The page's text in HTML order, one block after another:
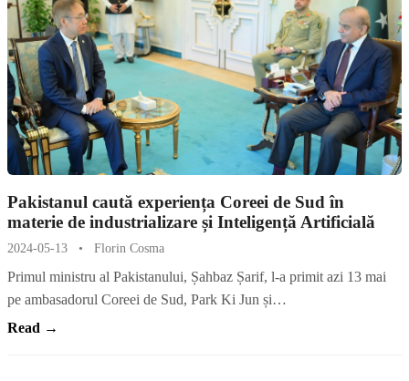
Pakistanul caută experiența Coreei de Sud în
materie de industrializare și Inteligență Artificială
2024-05-13 • Florin Cosma
Primul ministru al Pakistanului, Șahbaz Șarif, l-a primit azi 13 mai
pe ambasadorul Coreei de Sud, Park Ki Jun și…
Read →